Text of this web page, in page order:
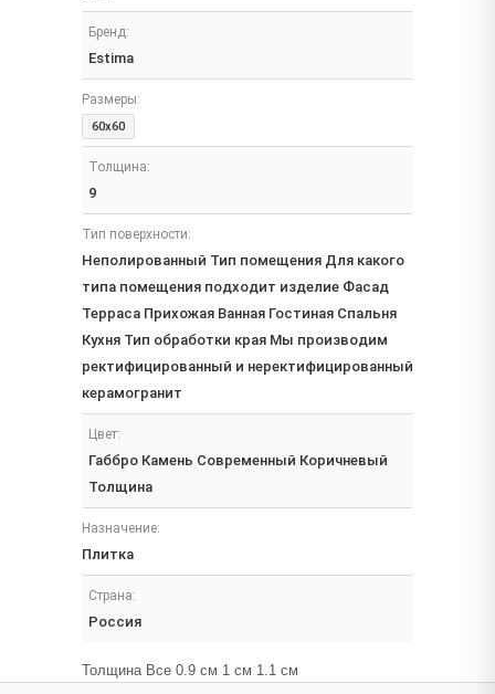
Бренд:
Estima
Размеры:
60x60
Толщина:
9
Тип поверхности:
Неполированный Тип помещения Для какого
типа помещения подходит изделие Фасад
Терраса Прихожая Ванная Гостиная Спальня
Кухня Тип обработки края Мы производим
ректифицированный и неректифицированный
керамогранит
Цвет:
Габбро Камень Современный Коричневый
Толщина
Назначение:
Плитка
Страна:
Россия
Толщина Все 0.9 см 1 см 1.1 см